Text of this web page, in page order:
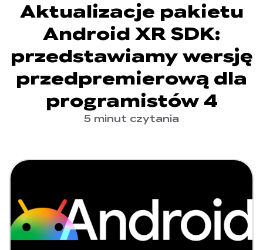
Aktualizacje pakietu
Android XR SDK:
przedstawiamy wersję
przedpremierową dla
programistów 4
5 minut czytania